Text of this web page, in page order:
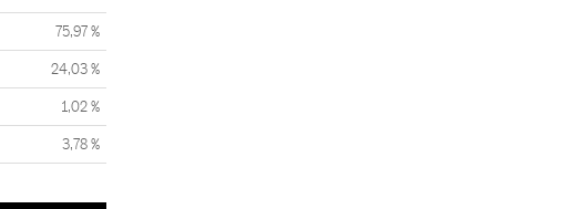
75,97 %
24,03 %
1,02 %
3,78 %